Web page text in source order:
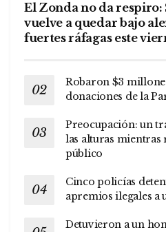
El Zonda no da respiro:
vuelve a quedar bajo
fuertes ráfagas este
Robaron $3
donaciones de la
Preocupación: un
las alturas mientras
público
Cinco policías
apremios ilegales a
Detuvieron a un